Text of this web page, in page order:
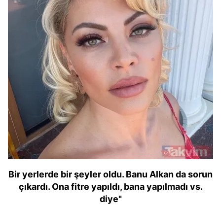
Bir yerlerde bir şeyler oldu. Banu Alkan da sorun
çıkardı. Ona fitre yapıldı, bana yapılmadı vs.
diye"